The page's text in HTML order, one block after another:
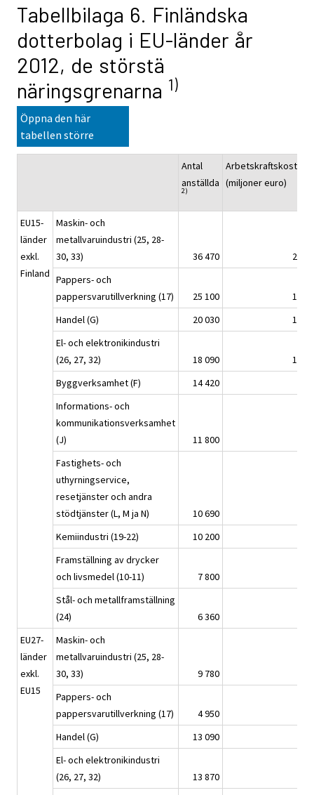
Tabellbilaga 6. Finländska
dotterbolag i EU-länder år
2012, de störstä
näringsgrenarna 1)
Öppna den här
tabellen större
Antal
anställda
2)
(miljoner euro)
EU15-
länder
exkl.
Finland
Maskin- och
metallvaruindustri (25, 28-
30, 33)
36 470
2
Pappers- och
pappersvarutillverkning (17)
25 100
1
Handel (G)
20 030
1
El- och elektronikindustri
(26, 27, 32)
18 090
1
Byggverksamhet (F)
14 420
Informations- och
kommunikationsverksamhet
(J)
11 800
Fastighets- och
uthyrningservice,
resetjänster och andra
stödtjänster (L, M ja N)
10 690
Kemiindustri (19-22)
10 200
Framställning av drycker
och livsmedel (10-11)
7 800
Stål- och metallframställning
(24)
6 360
EU27-
länder
exkl.
EU15
Maskin- och
metallvaruindustri (25, 28-
30, 33)
9 780
Pappers- och
pappersvarutillverkning (17)
4 950
Handel (G)
13 090
El- och elektronikindustri
(26, 27, 32)
13 870